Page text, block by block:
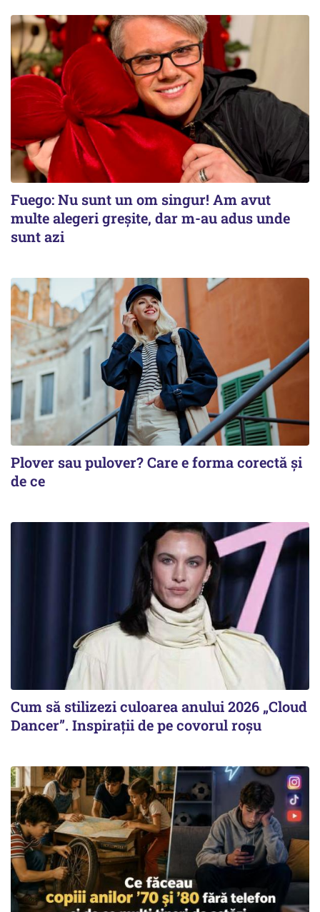
Fuego: Nu sunt un om singur! Am avut
multe alegeri greșite, dar m-au adus unde
sunt azi
Plover sau pulover? Care e forma corectă și
de ce
Cum să stilizezi culoarea anului 2026 „Cloud
Dancer”. Inspirații de pe covorul roșu